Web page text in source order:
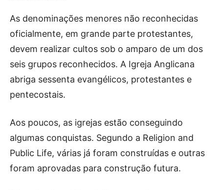
As denominações menores não reconhecidas
oficialmente, em grande parte protestantes,
devem realizar cultos sob o amparo de um dos
seis grupos reconhecidos. A Igreja Anglicana
abriga sessenta evangélicos, protestantes e
pentecostais.
Aos poucos, as igrejas estão conseguindo
algumas conquistas. Segundo a Religion and
Public Life, várias já foram construídas e outras
foram aprovadas para construção futura.